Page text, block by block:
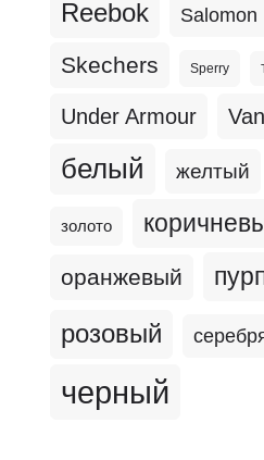
Reebok Salomon
Skechers Sperry
Under Armour
белый желтый
золото
оранжевый
розовый
черный